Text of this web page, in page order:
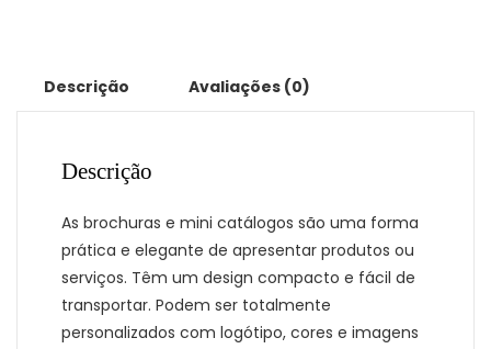
Descrição Avaliações (0)
Descrição
As brochuras e mini catálogos são uma forma
prática e elegante de apresentar produtos ou
serviços. Têm um design compacto e fácil de
transportar. Podem ser totalmente
personalizados com logótipo, cores e imagens